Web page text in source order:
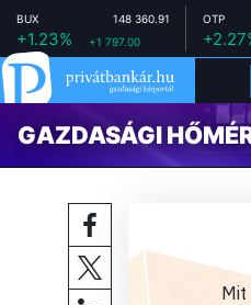
BUX 148 360.91
+1.23% +1 797.00
OTP
GAZDASÁGI
Mit